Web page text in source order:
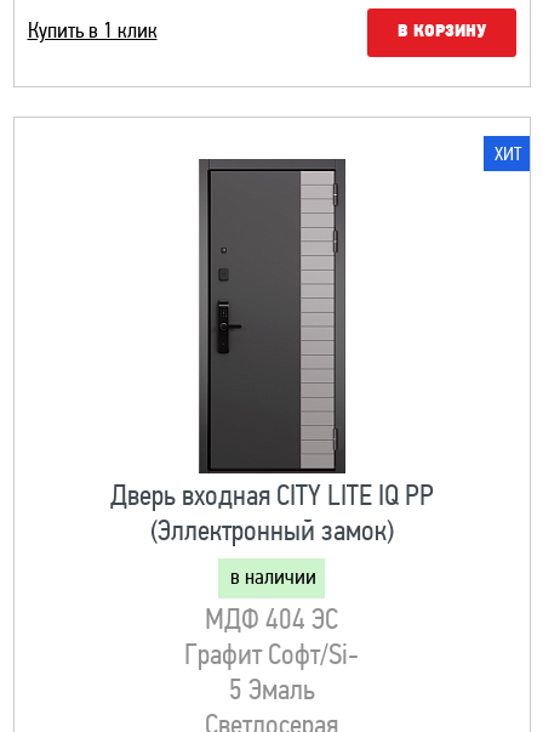
Купить в 1 клик В КОРЗИНУ
ХИТ
Дверь входная CITY LITE IQ РP
(Эллектронный замок)
в наличии
МДФ 404 ЭС
Графит Софт/Si-
5 Эмаль